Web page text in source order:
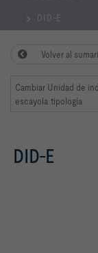
DID-E
Volver al
Cambiar Unidad de
escayola tipología
DID-E